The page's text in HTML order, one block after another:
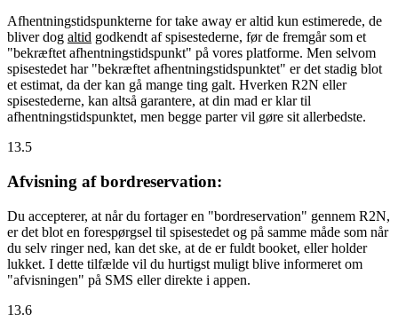
Afhentningstidspunkterne for take away er altid kun estimerede, de
bliver dog altid godkendt af spisestederne, før de fremgår som et
"bekræftet afhentningstidspunkt" på vores platforme. Men selvom
spisestedet har "bekræftet afhentningstidspunktet" er det stadig blot
et estimat, da der kan gå mange ting galt. Hverken R2N eller
spisestederne, kan altså garantere, at din mad er klar til
afhentningstidspunktet, men begge parter vil gøre sit allerbedste.
13.5
Afvisning af bordreservation:
Du accepterer, at når du fortager en "bordreservation" gennem R2N,
er det blot en forespørgsel til spisestedet og på samme måde som når
du selv ringer ned, kan det ske, at de er fuldt booket, eller holder
lukket. I dette tilfælde vil du hurtigst muligt blive informeret om
"afvisningen" på SMS eller direkte i appen.
13.6